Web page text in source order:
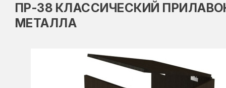
ПР-38 КЛАССИЧЕСКИЙ
МЕТАЛЛА